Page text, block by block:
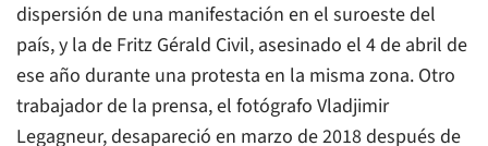
dispersión de una manifestación en el suroeste del
país, y la de Fritz Gérald Civil, asesinado el 4 de abril de
ese año durante una protesta en la misma zona. Otro
trabajador de la prensa, el fotógrafo Vladjimir
Legagneur, desapareció en marzo de 2018 después de